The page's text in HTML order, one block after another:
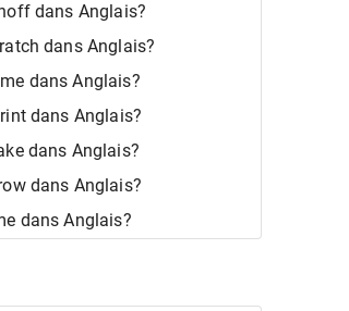
dans Anglais?
dans Anglais?
dans Anglais?
dans Anglais?
dans Anglais?
dans Anglais?
dans Anglais?